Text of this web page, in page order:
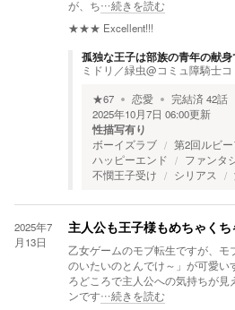
が、ち…続きを読む
★★★ Excellent!!!
孤独な王子は部族の青年の献
ミドリ／緑虫@コミュ障騎士
★67 恋愛 完結済42話
2025年10月7日 06:00更新
性描写有り
ボーイズラブ
第2回ルビ
ハッピーエンド
ファンタ
不憫王子受け
シリアス
2025年7
月13日
主人公も王子様もめちゃくち
乙女ゲームのモブ転生ですが、
のいたいのとんでけ～」が可愛い
ろどころで主人公への気持ちが見
ンです…続きを読む